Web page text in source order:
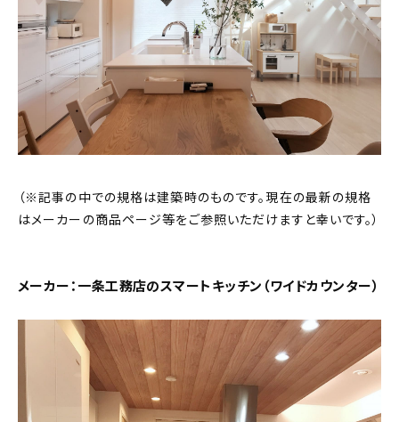
キッズ
About
プライバシーポリシー
（※記事の中での規格は建築時のものです。現在の最新の規格
はメーカーの商品ページ等をご参照いただけますと幸いです。）
メーカー：一条工務店のスマートキッチン（ワイドカウンター）